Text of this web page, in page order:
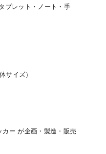
ブレット・ノート・手
サイズ）
ー が企画・製造・販売